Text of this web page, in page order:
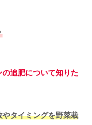
の追肥について知りた
やタイミングを野菜栽